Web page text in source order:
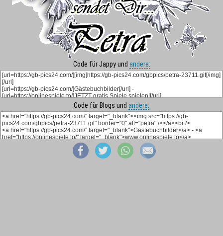
Code für Jappy und andere:
Code für Blogs und andere: